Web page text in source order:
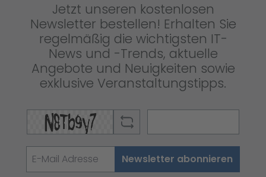
Jetzt unseren kostenlosen
Newsletter bestellen! Erhalten Sie
regelmäßig die wichtigsten IT-
News und -Trends, aktuelle
Angebote und Neuigkeiten sowie
exklusive Veranstaltungstipps.
Newsletter abonnieren